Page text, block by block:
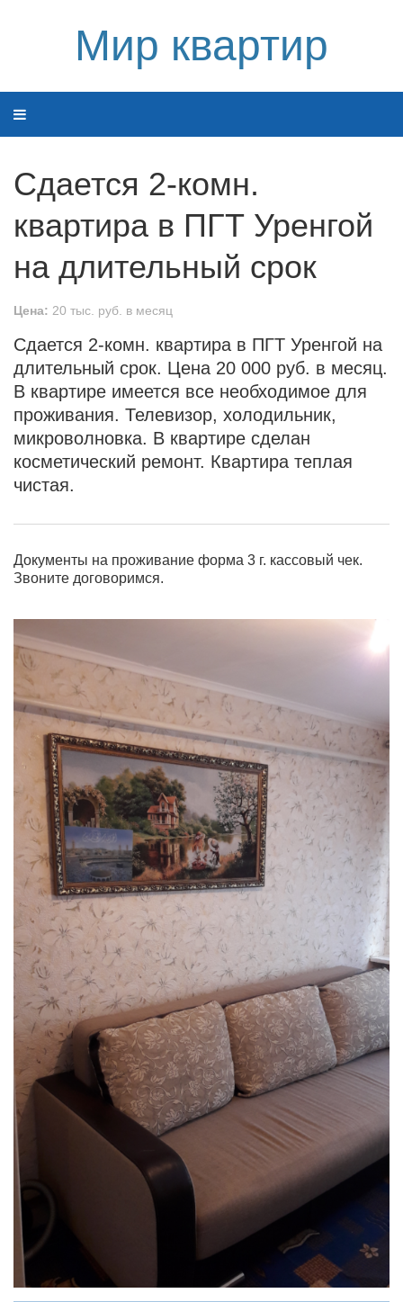
Мир квартир
Сдается 2-комн.
квартира в ПГТ Уренгой
на длительный срок
Цена: 20 тыс. руб. в месяц
Сдается 2-комн. квартира в ПГТ Уренгой на
длительный срок. Цена 20 000 руб. в месяц.
В квартире имеется все необходимое для
проживания. Телевизор, холодильник,
микроволновка. В квартире сделан
косметический ремонт. Квартира теплая
чистая.
Документы на проживание форма 3 г. кассовый чек.
Звоните договоримся.